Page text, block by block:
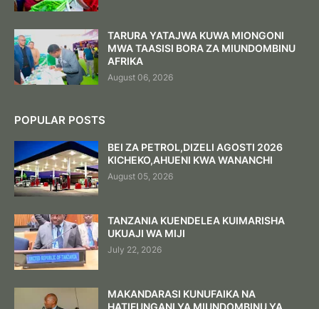
TARURA YATAJWA KUWA MIONGONI
MWA TAASISI BORA ZA MIUNDOMBINU
AFRIKA
August 06, 2026
POPULAR POSTS
BEI ZA PETROL,DIZELI AGOSTI 2026
KICHEKO,AHUENI KWA WANANCHI
August 05, 2026
TANZANIA KUENDELEA KUIMARISHA
UKUAJI WA MIJI
July 22, 2026
MAKANDARASI KUNUFAIKA NA